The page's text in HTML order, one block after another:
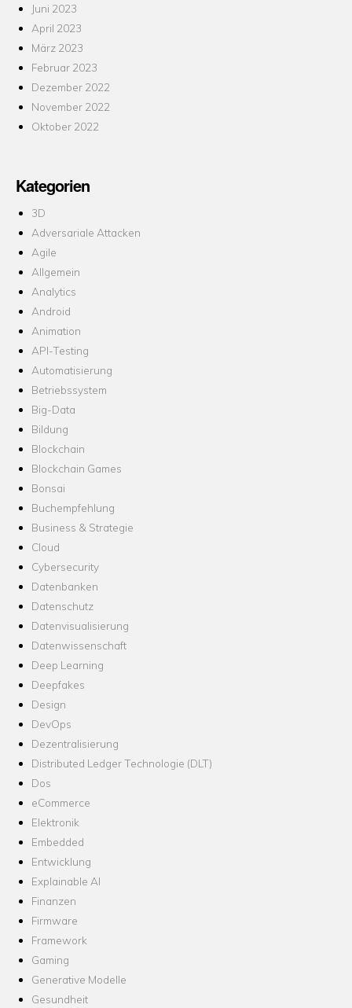
Juni 2023
April 2023
März 2023
Februar 2023
Dezember 2022
November 2022
Oktober 2022
Kategorien
3D
Adversariale Attacken
Agile
Allgemein
Analytics
Android
Animation
API-Testing
Automatisierung
Betriebssystem
Big-Data
Bildung
Blockchain
Blockchain Games
Bonsai
Buchempfehlung
Business & Strategie
Cloud
Cybersecurity
Datenbanken
Datenschutz
Datenvisualisierung
Datenwissenschaft
Deep Learning
Deepfakes
Design
DevOps
Dezentralisierung
Distributed Ledger Technologie (DLT)
Dos
eCommerce
Elektronik
Embedded
Entwicklung
Explainable AI
Finanzen
Firmware
Framework
Gaming
Generative Modelle
Gesundheit